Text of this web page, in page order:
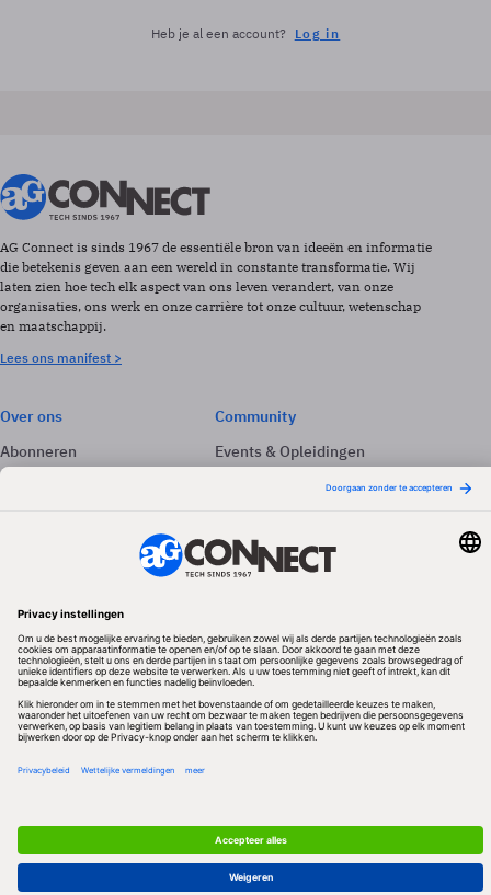
Heb je al een account? Log in
AG Connect is sinds 1967 de essentiële bron van ideeën en informatie
die betekenis geven aan een wereld in constante transformatie. Wij
laten zien hoe tech elk aspect van ons leven verandert, van onze
organisaties, ons werk en onze carrière tot onze cultuur, wetenschap
en maatschappij.
Lees ons manifest >
Over ons
Abonneren
Adverteren
Community
Events & Opleidingen
Volg ons
Redactionele partner
Algemene Voorwaarden & Copyrights